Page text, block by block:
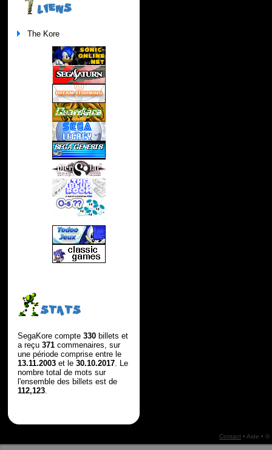
LIENS
The Kore
STATS
SegaKore compte 330billets et
a reçu 371commenaires, sur
une période comprise entre le
13.11.2003et le 30.10.2017. Le
nombre total de mots sur
l'ensemble des billets est de
112,123.
Contact• Aide • ©